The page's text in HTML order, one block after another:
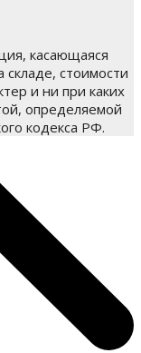
касающаяся
складе, стоимости
и ни при каких
определяемой
кодекса РФ.